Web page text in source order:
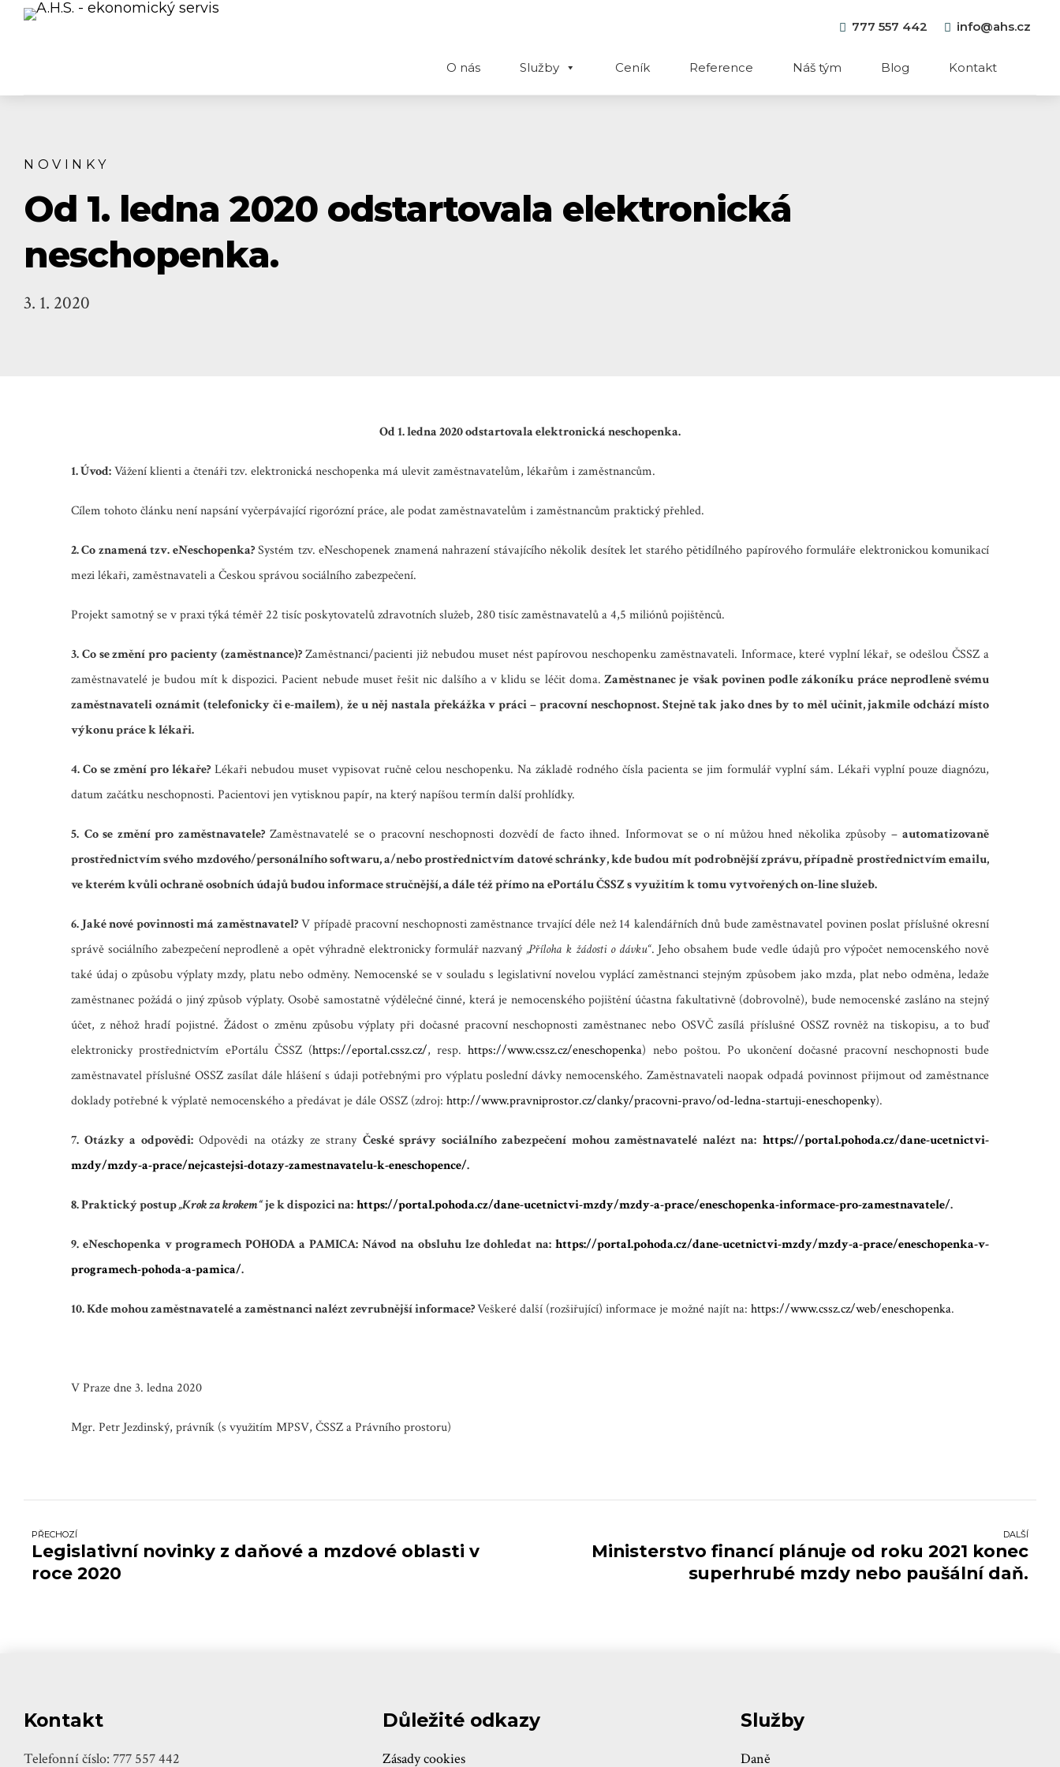
777 557 442 info@ahs.cz
O nás Služby Ceník Reference Náš tým Blog Kontakt
NOVINKY
Od 1. ledna 2020 odstartovala elektronická
neschopenka.
3. 1. 2020
Od 1. ledna 2020 odstartovala elektronická neschopenka.
1. Úvod:Vážení klienti a čtenáři tzv. elektronická neschopenka má ulevit zaměstnavatelům, lékařům i zaměstnancům.
Cílem tohoto článku není napsání vyčerpávající rigorózní práce, ale podat zaměstnavatelům i zaměstnancům praktický přehled.
2. Co znamená tzv. eNeschopenka?Systém tzv. eNeschopenek znamená nahrazení stávajícího několik desítek let starého pětidílného papírového formuláře elektronickou komunikací
mezi lékaři, zaměstnavateli a Českou správou sociálního zabezpečení.
Projekt samotný se v praxi týká téměř 22 tisíc poskytovatelů zdravotních služeb, 280 tisíc zaměstnavatelů a 4,5 miliónů pojištěnců.
3. Co se změní pro pacienty (zaměstnance)?Zaměstnanci/pacienti již nebudou muset nést papírovou neschopenku zaměstnavateli. Informace, které vyplní lékař, se odešlou ČSSZ a
zaměstnavatelé je budou mít k dispozici. Pacient nebude muset řešit nic dalšího a v klidu se léčit doma. Zaměstnanec je však povinen podle zákoníku práceneprodleně svému
zaměstnavateli oznámit (telefonicky či e-mailem),že u něj nastala překážka v práci –pracovní neschopnost.Stejně tak jako dnes by to měl učinit, jakmile odchází místo
výkonu práce k lékaři.
4. Co se změní pro lékaře? Lékaři nebudou muset vypisovat ručně celou neschopenku. Na základě rodného čísla pacienta se jim formulář vyplní sám. Lékaři vyplní pouze diagnózu,
datum začátku neschopnosti. Pacientovi jen vytisknou papír, na který napíšou termín další prohlídky.
5. Co se změní pro zaměstnavatele?Zaměstnavatelé se o pracovní neschopnosti dozvědí de facto ihned. Informovat se o ní můžou hned několika způsoby – automatizovaně
prostřednictvím svého mzdového/personálního softwaru, a/nebo prostřednictvím datové schránky, kde budou mít podrobnější zprávu, případně prostřednictvím emailu,
ve kterém kvůli ochraně osobních údajů budou informace stručnější, a dále též přímo na ePortálu ČSSZ s využitím k tomu vytvořených on-line služeb.
6. Jaké nové povinnosti má zaměstnavatel?V případě pracovní neschopnosti zaměstnance trvající déle než 14 kalendářních dnů bude zaměstnavatel povinen poslat příslušné okresní
správě sociálního zabezpečení neprodleně a opět výhradně elektronicky formulář nazvaný„Příloha k žádosti o dávku“. Jeho obsahem bude vedle údajů pro výpočet nemocenského nově
také údaj o způsobu výplaty mzdy, platu nebo odměny. Nemocenské se v souladu s legislativní novelou vyplácí zaměstnanci stejným způsobem jako mzda, plat nebo odměna, ledaže
zaměstnanec požádá o jiný způsob výplaty. Osobě samostatně výdělečné činné, která je nemocenského pojištění účastna fakultativně (dobrovolně), bude nemocenské zasláno na stejný
účet, z něhož hradí pojistné. Žádost o změnu způsobu výplaty při dočasné pracovní neschopnosti zaměstnanec nebo OSVČ zasílá příslušné OSSZ rovněž na tiskopisu, a to buď
elektronicky prostřednictvím ePortálu ČSSZ (https://eportal.cssz.cz/, resp.https://www.cssz.cz/eneschopenka) nebo poštou. Po ukončení dočasné pracovní neschopnosti bude
zaměstnavatel příslušné OSSZ zasílat dále hlášení s údaji potřebnými pro výplatu poslední dávky nemocenského. Zaměstnavateli naopak odpadá povinnost přijmout od zaměstnance
doklady potřebné k výplatě nemocenského a předávat je dále OSSZ (zdroj: http://www.pravniprostor.cz/clanky/pracovni-pravo/od-ledna-startuji-eneschopenky).
7. Otázky a odpovědi:Odpovědi na otázky ze strany České správy sociálního zabezpečení mohou zaměstnavatelé nalézt na: https://portal.pohoda.cz/dane-ucetnictvi-
mzdy/mzdy-a-prace/nejcastejsi-dotazy-zamestnavatelu-k-eneschopence/.
8. Praktický postup„Krok za krokem“je k dispozici na:https://portal.pohoda.cz/dane-ucetnictvi-mzdy/mzdy-a-prace/eneschopenka-informace-pro-zamestnavatele/.
9. eNeschopenka v programech POHODA a PAMICA: Návod na obsluhu lze dohledat na:https://portal.pohoda.cz/dane-ucetnictvi-mzdy/mzdy-a-prace/eneschopenka-v-
programech-pohoda-a-pamica/.
10. Kde mohou zaměstnavatelé a zaměstnanci nalézt zevrubnější informace?Veškeré další (rozšiřující) informace je možné najít na: https://www.cssz.cz/web/eneschopenka.
V Praze dne 3. ledna 2020
Mgr. Petr Jezdinský, právník (s využitím MPSV, ČSSZ a Právního prostoru)
PŘECHOZÍ
Legislativní novinky z daňové a mzdové oblasti v
roce 2020
DALŠÍ
Ministerstvo financí plánuje od roku 2021 konec
superhrubé mzdy nebo paušální daň.
Kontakt
Telefonní číslo: 777 557 442
Důležité odkazy
Zásady cookies
Služby
Daně